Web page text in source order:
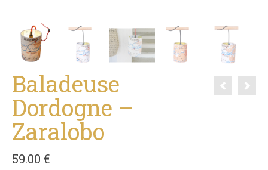
Baladeuse
Dordogne –
Zaralobo
59.00 €